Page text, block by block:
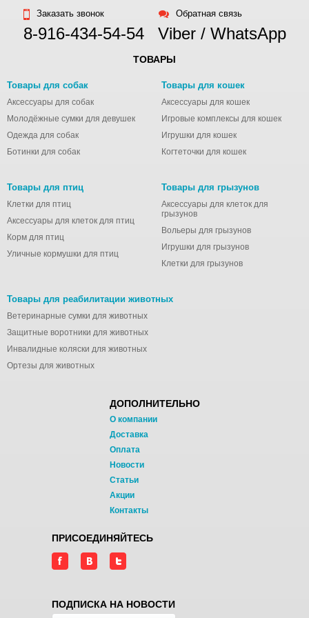
Заказать звонок
8-916-434-54-54
Обратная связь
Viber / WhatsApp
ТОВАРЫ
Товары для собак
Аксессуары для собак
Молодёжные сумки для девушек
Одежда для собак
Ботинки для собак
Товары для кошек
Аксессуары для кошек
Игровые комплексы для кошек
Игрушки для кошек
Когтеточки для кошек
Товары для птиц
Клетки для птиц
Аксессуары для клеток для птиц
Корм для птиц
Уличные кормушки для птиц
Товары для грызунов
Аксессуары для клеток для
грызунов
Вольеры для грызунов
Игрушки для грызунов
Клетки для грызунов
Товары для реабилитации животных
Ветеринарные сумки для животных
Защитные воротники для животных
Инвалидные коляски для животных
Ортезы для животных
ДОПОЛНИТЕЛЬНО
О компании
Доставка
Оплата
Новости
Статьи
Акции
Контакты
ПРИСОЕДИНЯЙТЕСЬ
ПОДПИСКА НА НОВОСТИ